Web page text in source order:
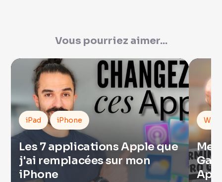
Vous pourriez aimer...
iPad iPhone
Les 7 applications Apple que
j'ai remplacées sur mon
iPhone